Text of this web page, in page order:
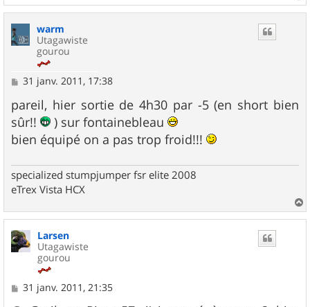
a
warm
Utagawiste
gourou
M
s
s
a
g
e
31 janv. 2011, 17:38
pareil, hier sortie de 4h30 par -5 (en short bien
sûr!!
) sur fontainebleau
bien équipé on a pas trop froid!!!
specialized stumpjumper fsr elite 2008
eTrex Vista HCX
a
Larsen
Utagawiste
gourou
M
31 janv. 2011, 21:35